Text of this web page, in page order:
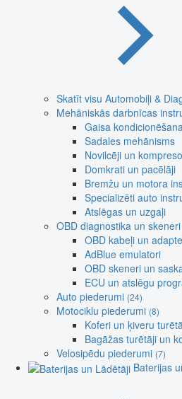
Skatīt visu Automobiļi &
Mehāniskās darbnīcas
Gaisa
Sadales mehānisms
Novilcēji un
Domkrati un pacēlāji
Bremžu un motora
Specializēti auto
Atslēgas un uzgaļi
OBD diagnostika un skeneri
OBD kabeļi un
AdBlue emulatori
OBD skeneri un
ECU un atslēgu
Auto piederumi (24)
Motociklu piederumi (8)
Koferi un ķiveru
Bagāžas turētāji un
Velosipēdu piederumi (7)
Baterijas